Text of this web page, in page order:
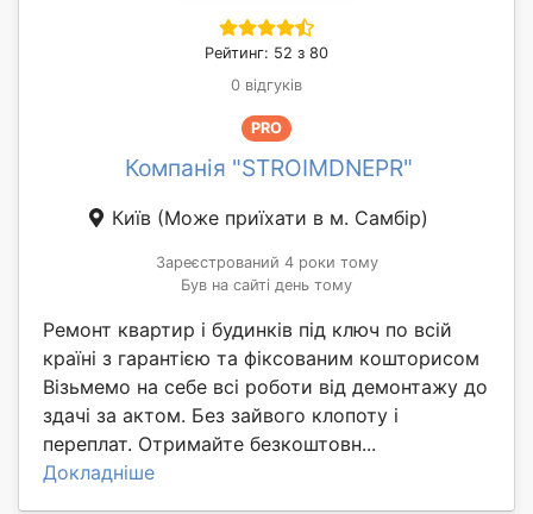
Рейтинг: 52 з 80
0 відгуків
PRO
Компанія "STROIMDNEPR"
Київ (Може приїхати в м. Самбір)
Зареєстрований 4 роки тому
Був на сайті день тому
Ремонт квартир і будинків під ключ по всій
країні з гарантією та фіксованим кошторисом
Візьмемо на себе всі роботи від демонтажу до
здачі за актом. Без зайвого клопоту і
переплат. Отримайте безкоштовн...
Докладніше